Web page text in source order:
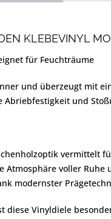
KLEBEVINYL
für Feuchträume
und überzeugt mit
Abriebfestigkeit und
vermittelt
Atmosphäre voller
modernster
diese Vinyldiele